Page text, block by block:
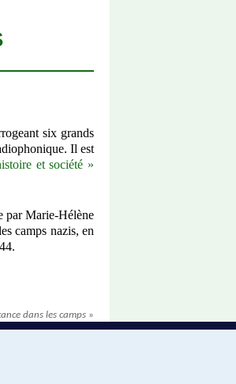
six grands
Il est
et société »
par Marie-Hélène
camps nazis, en
dans les camps »